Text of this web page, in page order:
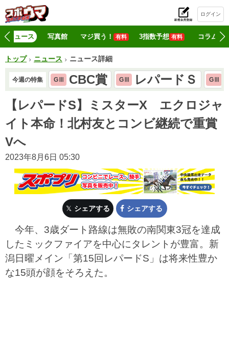
ログイン
ニュース 写真館 マジ買う！ 有料 3指数予想 有料 コラム
トップ ニュース ニュース詳細
今週の特集 GⅢ CBC賞 GⅢ レパードＳ GⅢ
【レパードS】ミスターX エクロジャ
イト本命！北村友とコンビ継続で重賞
Vへ
2023年8月6日 05:30
シェアする シェアする
今年、3歳ダート路線は無敗の南関東3冠を達成
したミックファイアを中心にタレントが豊富。新
潟日曜メイン「第15回レパードS」は将来性豊か
な15頭が顔をそろえた。